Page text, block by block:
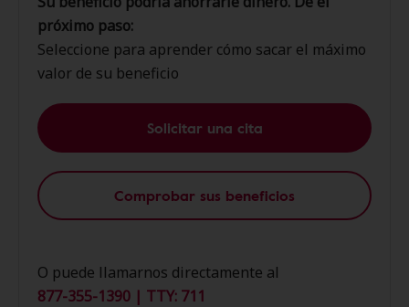
próximo paso:
Seleccione para aprender cómo sacar el máximo
valor de su beneficio
Solicitar una cita
Comprobar sus beneficios
O puede llamarnos directamente al
877-355-1390 | TTY: 711